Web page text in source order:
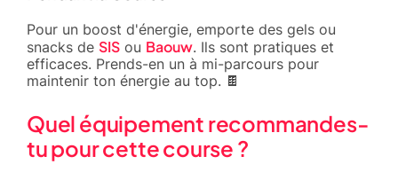
Pour un boost d'énergie, emporte des gels ou
snacks de SIS ou Baouw. Ils sont pratiques et
efficaces. Prends-en un à mi-parcours pour
maintenir ton énergie au top. 🍫
Quel équipement recommandes-
tu pour cette course ?